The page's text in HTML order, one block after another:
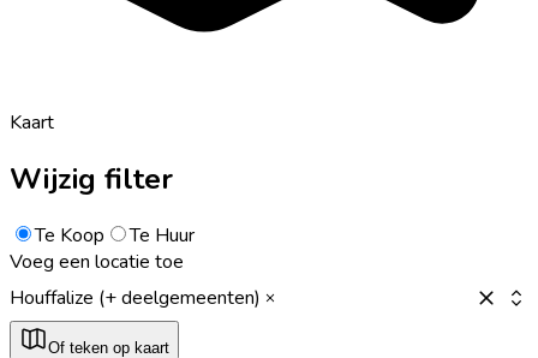
Kaart
Wijzig filter
Te Koop
Te Huur
Voeg een locatie toe
Houffalize (+ deelgemeenten)
Of teken op kaart